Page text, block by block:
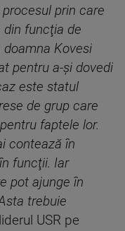
prin care
funcţia de
Kovesi
pentru a-şi dovedi
este statul
de grup care
faptele lor.
contează în
funcţii. Iar
pot ajunge în
trebuie
USR pe